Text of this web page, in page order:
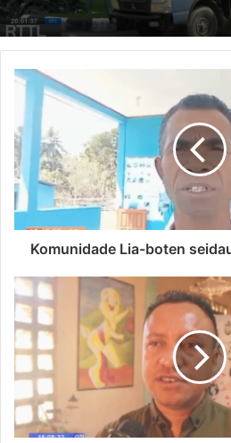
Komunidade Lia-boten